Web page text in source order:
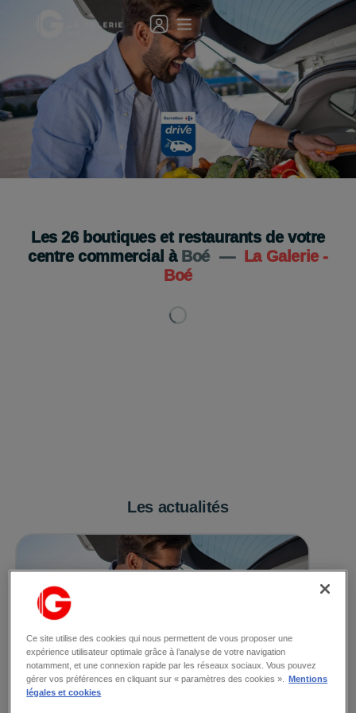
Les26boutiques et restaurants de votre
centre commercial à Boé —
La Galerie -
Boé
Les actualités
Le 01/08/2026
Ce site utilise des cookies qui nous permettent de vous proposer une
expérience utilisateur optimale grâce à l’analyse de votre navigation
notamment, et une connexion rapide par les réseaux sociaux. Vous pouvez
gérer vos préférences en cliquant sur « paramètres des cookies ».
Mentions
légales et cookies